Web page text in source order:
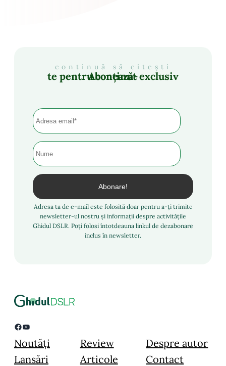
continuă să citești
Abonează-te pentru conținut exclusiv
Adresa ta de e-mail este folosită doar pentru a-ți trimite
newsletter-ul nostru și informații despre activitățile
Ghidul DSLR. Poți folosi întotdeauna linkul de dezabonare
inclus în newsletter.
Facebook YouTube
Noutăți
Lansări
Review
Articole
Despre autor
Contact